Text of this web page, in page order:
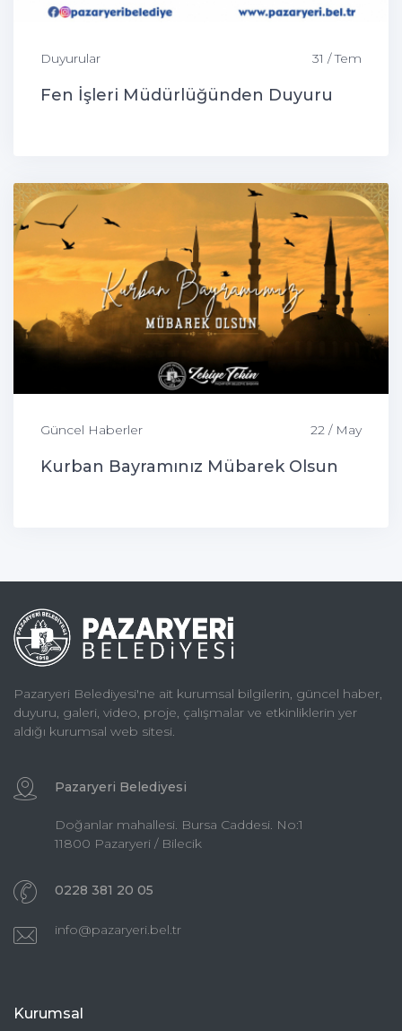
Duyurular 31 / Tem
Fen İşleri Müdürlüğünden Duyuru
Güncel Haberler 22 / May
Kurban Bayramınız Mübarek Olsun
Pazaryeri Belediyesi'ne ait kurumsal bilgilerin, güncel haber,
duyuru, galeri, video, proje, çalışmalar ve etkinliklerin yer
aldığı kurumsal web sitesi.
Pazaryeri Belediyesi
Doğanlar mahallesi. Bursa Caddesi. No:1
11800 Pazaryeri / Bilecik
0228 381 20 05
info@pazaryeri.bel.tr
Kurumsal